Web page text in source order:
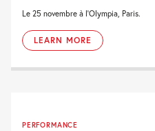
Le 25 novembre à l'Olympia, Paris.
LEARN MORE
PERFORMANCE